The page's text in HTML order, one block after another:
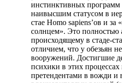
инстинктивных программ
наивысшим статусом в
стае Homo sapiens’ов и за
солнцем». Это полностью
происходящему в стаде-
отличием, что у обезьян
вооружений. Достигшие
психики в этих
претендентами в вожди и